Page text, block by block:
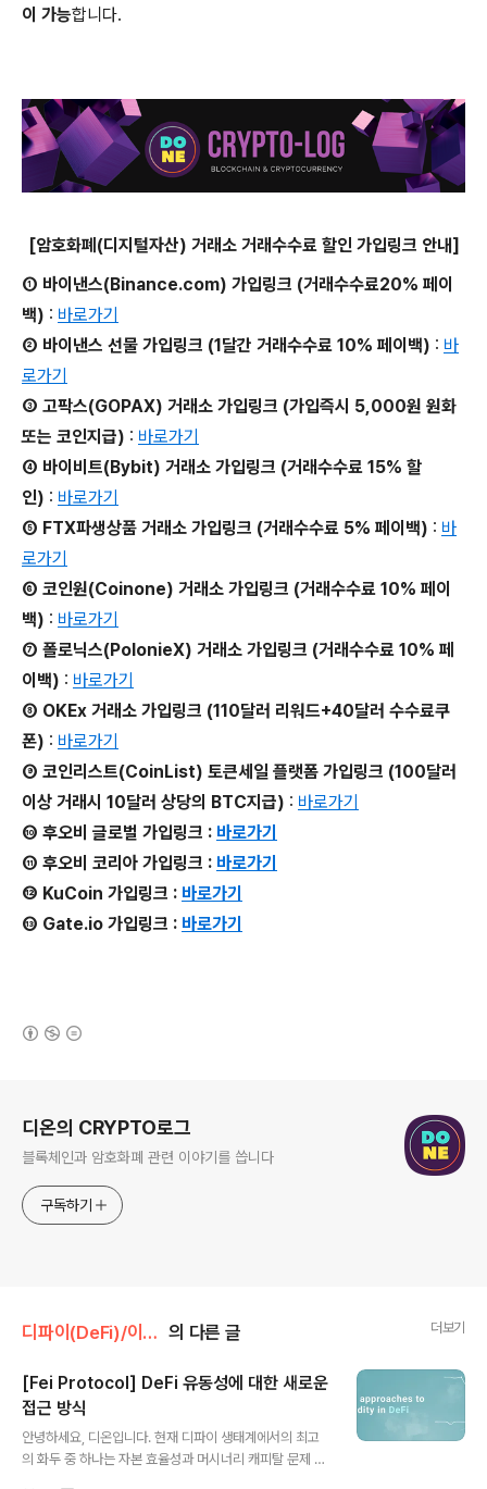
이 가능합니다.
[암호화폐(디지털자산) 거래소 거래수수료 할인 가입링크 안내]
① 바이낸스(Binance.com) 가입링크 (거래수수료20% 페이
백) : 바로가기
② 바이낸스 선물 가입링크 (1달간 거래수수료 10% 페이백) : 바
로가기
③ 고팍스(GOPAX) 거래소 가입링크 (가입즉시 5,000원 원화
또는 코인지급) : 바로가기
④ 바이비트(Bybit) 거래소 가입링크 (거래수수료 15% 할
인) : 바로가기
⑤ FTX파생상품 거래소 가입링크 (거래수수료 5% 페이백) : 바
로가기
⑥ 코인원(Coinone) 거래소 가입링크 (거래수수료 10% 페이
백) : 바로가기
⑦ 폴로닉스(PolonieX) 거래소 가입링크 (거래수수료 10% 페
이백) : 바로가기
⑧ OKEx 거래소 가입링크 (110달러 리워드+40달러 수수료쿠
폰) : 바로가기
⑨ 코인리스트(CoinList) 토큰세일 플랫폼 가입링크 (100달러
이상 거래시 10달러 상당의 BTC지급) : 바로가기
⑩ 후오비 글로벌 가입링크 : 바로가기
⑪ 후오비 코리아 가입링크 : 바로가기
⑫ KuCoin 가입링크 : 바로가기
⑬ Gate.io 가입링크 : 바로가기
디온의 CRYPTO로그
블록체인과 암호화폐 관련 이야기를 씁니다
구독하기
디파이(DeFi)/이더리움 의 다른 글 더보기
[Fei Protocol] DeFi 유동성에 대한 새로운
접근 방식
안녕하세요, 디온입니다. 현재 디파이 생태계에서의 최고
의 화두 중 하나는 자본 효율성과 머시너리 캐피탈 문제 해